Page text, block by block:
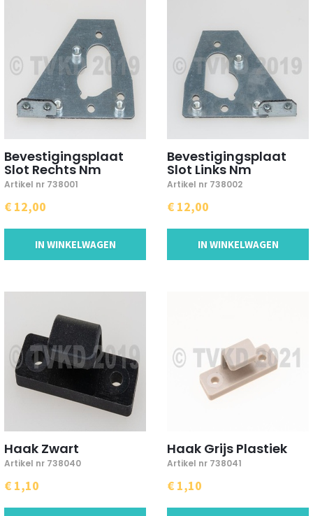
Bevestigingsplaat
Slot Rechts Nm
Artikel nr 738001
€ 12,00
IN WINKELWAGEN
Bevestigingsplaat
Slot Links Nm
Artikel nr 738002
€ 12,00
IN WINKELWAGEN
Haak Zwart
Artikel nr 738040
€ 1,10
Haak Grijs Plastiek
Artikel nr 738041
€ 1,10